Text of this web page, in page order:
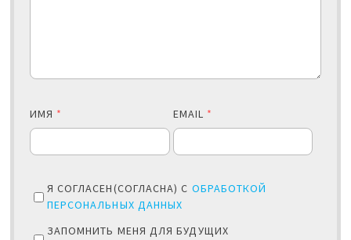
ИМЯ * EMAIL *
Я СОГЛАСЕН(СОГЛАСНА) С ОБРАБОТКОЙ
ПЕРСОНАЛЬНЫХ ДАННЫХ
ЗАПОМНИТЬ МЕНЯ ДЛЯ БУДУЩИХ